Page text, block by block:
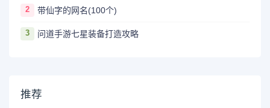
2 带仙字的网名(100个)
3 问道手游七星装备打造攻略
推荐